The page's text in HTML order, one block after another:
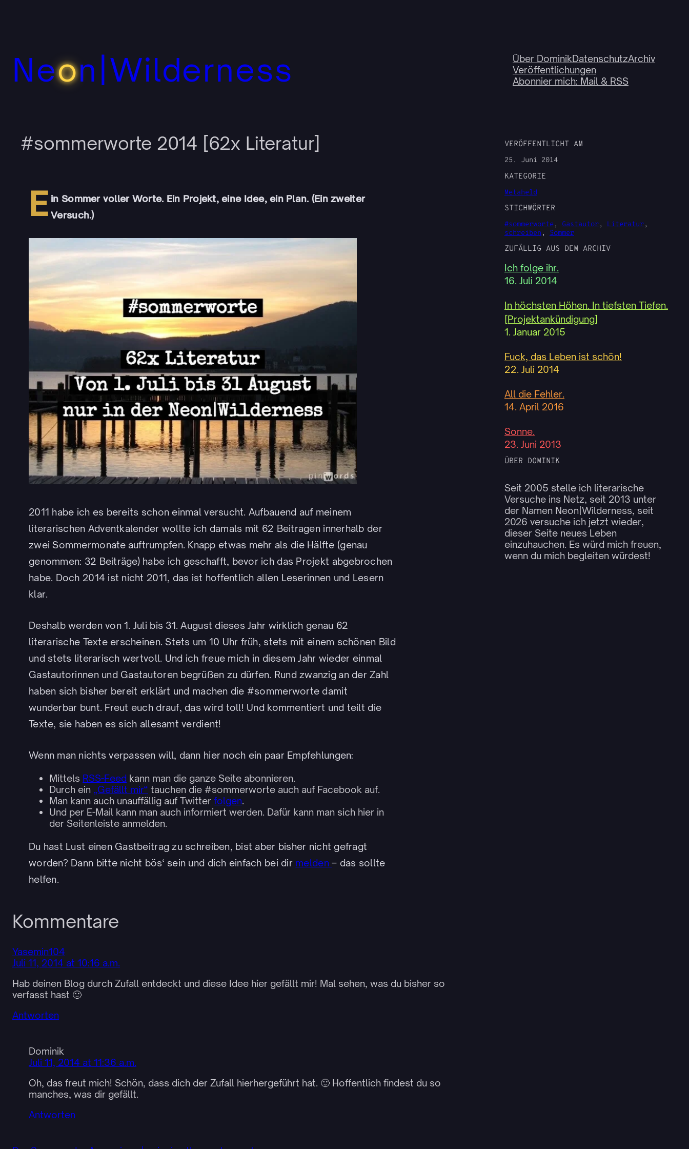
Neon|Wilderness Über DominikDatenschutzArchiv
Veröffentlichungen
Abonnier mich: Mail & RSS
#sommerworte 2014 [62x Literatur]
E in Sommer voller Worte. Ein Projekt, eine Idee, ein Plan. (Ein zweiter
Versuch.)
2011 habe ich es bereits schon einmal versucht. Aufbauend auf meinem
literarischen Adventkalender wollte ich damals mit 62 Beitragen innerhalb der
zwei Sommermonate auftrumpfen. Knapp etwas mehr als die Hälfte (genau
genommen: 32 Beiträge) habe ich geschafft, bevor ich das Projekt abgebrochen
habe. Doch 2014 ist nicht 2011, das ist hoffentlich allen Leserinnen und Lesern
klar.
Deshalb werden von 1. Juli bis 31. August dieses Jahr wirklich genau 62
literarische Texte erscheinen. Stets um 10 Uhr früh, stets mit einem schönen Bild
und stets literarisch wertvoll. Und ich freue mich in diesem Jahr wieder einmal
Gastautorinnen und Gastautoren begrüßen zu dürfen. Rund zwanzig an der Zahl
haben sich bisher bereit erklärt und machen die #sommerworte damit
wunderbar bunt. Freut euch drauf, das wird toll! Und kommentiert und teilt die
Texte, sie haben es sich allesamt verdient!
Wenn man nichts verpassen will, dann hier noch ein paar Empfehlungen:
Mittels RSS-Feed kann man die ganze Seite abonnieren.
Durch ein „Gefällt mir“ tauchen die #sommerworte auch auf Facebook auf.
Man kann auch unauffällig auf Twitter folgen.
Und per E-Mail kann man auch informiert werden. Dafür kann man sich hier in
der Seitenleiste anmelden.
Du hast Lust einen Gastbeitrag zu schreiben, bist aber bisher nicht gefragt
worden? Dann bitte nicht bös‘ sein und dich einfach bei dir melden– das sollte
helfen.
Kommentare
Yasemin104
Juli 11, 2014 at 10:16 a.m.
Hab deinen Blog durch Zufall entdeckt und diese Idee hier gefällt mir! Mal sehen, was du bisher so
verfasst hast 🙂
Antworten
Dominik
Juli 11, 2014 at 11:36 a.m.
Oh, das freut mich! Schön, dass dich der Zufall hierhergeführt hat. 🙂 Hoffentlich findest du so
manches, was dir gefällt.
Antworten
VERÖFFENTLICHT AM
25. Juni 2014
KATEGORIE
Metaheld
STICHWÖRTER
#sommerworte, Gastautor, Literatur
schreiben , Sommer
ZUFÄLLIG AUS DEM ARCHIV
Ich folge ihr.
16. Juli 2014
In höchsten Höhen. In tiefsten Tiefen.
[Projektankündigung]
1. Januar 2015
Fuck, das Leben ist schön!
22. Juli 2014
All die Fehler.
14. April 2016
Sonne.
23. Juni 2013
ÜBER DOMINIK
Seit 2005 stelle ich literarische
Versuche ins Netz, seit 2013 unter
der Namen Neon|Wilderness, seit
2026 versuche ich jetzt wieder,
dieser Seite neues Leben
einzuhauchen. Es würd mich freuen,
wenn du mich begleiten würdest!